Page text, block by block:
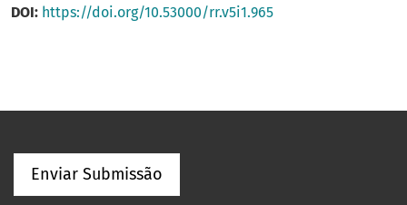
DOI: https://doi.org/10.53000/rr.v5i1.965
Enviar Submissão